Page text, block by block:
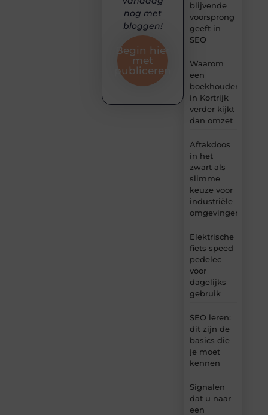
blijvende
voorsprong
geeft in
SEO
Waarom
een
boekhouder
in Kortrijk
verder kijkt
dan omzet
Aftakdoos
in het
zwart als
slimme
keuze voor
industriële
omgevingen
Elektrische
fiets speed
pedelec
voor
dagelijks
gebruik
SEO leren:
dit zijn de
basics die
je moet
kennen
Signalen
dat u naar
een
nog met
bloggen!
Begin hier
met
publiceren